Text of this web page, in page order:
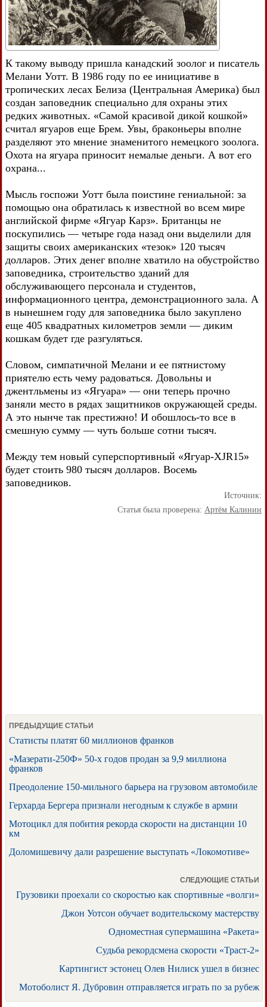
К такому выводу пришла канадский зоолог и писатель
Мелани Уотт. В 1986 году по ее инициативе в
тропических лесах Белиза (Центральная Америка) был
создан заповедник специально для охраны этих
редких животных. «Самой красивой дикой кошкой»
считал ягуаров еще Брем. Увы, браконьеры вполне
разделяют это мнение знаменитого немецкого зоолога.
Охота на ягуара приносит немалые деньги. А вот его
охрана...
Мысль госпожи Уотт была поистине гениальной: за
помощью она обратилась к известной во всем мире
английской фирме «Ягуар Карз». Британцы не
поскупились — четыре года назад они выделили для
защиты своих американских «тезок» 120 тысяч
долларов. Этих денег вполне хватило на обустройство
заповедника, строительство зданий для
обслуживающего персонала и студентов,
информационного центра, демонстрационного зала. А
в нынешнем году для заповедника было закуплено
еще 405 квадратных километров земли — диким
кошкам будет где разгуляться.
Словом, симпатичной Мелани и ее пятнистому
приятелю есть чему радоваться. Довольны и
джентльмены из «Ягуара» — они теперь прочно
заняли место в рядах защитников окружающей среды.
А это нынче так престижно! И обошлось-то все в
смешную сумму — чуть больше сотни тысяч.
Между тем новый суперспортивный «Ягуар-XJR15»
будет стоить 980 тысяч долларов. Восемь
заповедников.
Источник:
Статья была проверена: Артём Калинин
ПРЕДЫДУЩИЕ СТАТЬИ
Статисты платят 60 миллионов франков
«Мазерати-250Ф» 50-х годов продан за 9,9 миллиона
франков
Преодоление 150-мильного барьера на грузовом автомобиле
Герхарда Бергера признали негодным к службе в армии
Мотоцикл для побития рекорда скорости на дистанции 10
км
Доломишевичу дали разрешение выступать «Локомотиве»
СЛЕДУЮЩИЕ СТАТЬИ
Грузовики проехали со скоростью как спортивные «волги»
Джон Уотсон обучает водительскому мастерству
Одноместная супермашина «Ракета»
Судьба рекордсмена скорости «Траст-2»
Картингист эстонец Олев Нилиск ушел в бизнес
Мотоболист Я. Дубровин отправляется играть по за рубеж